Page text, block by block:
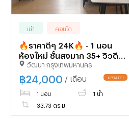
เช่า คอนโด
🔥ราคาดีๆ 24K🔥 - 1 นอน
ห้องใหม่ ชั้นสูงมาก 35+ วิวดีๆ
บนทำเลสุดฮอต คอนโดใกล้
BTS อโศก & MRT สุขุมวิท 550
ม. ที่คอนโด Noble BE19 / ให้
เช่าคอนโด
วัฒนา กรุงเทพมหานคร
฿24,000 / เดือน UPDATE !
1 นอน 1 น้ำ
33.73 ตร.ม.